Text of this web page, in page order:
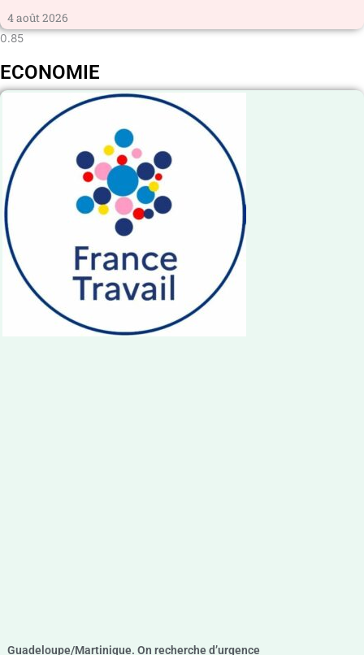
4 août 2026
ECONOMIE
Guadeloupe/Martinique. On recherche d’urgence